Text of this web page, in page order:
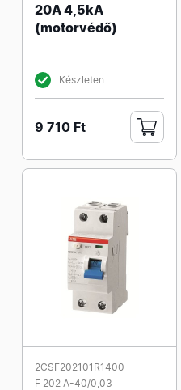
20A 4,5kA
(motorvédő)
Készleten
9 710 Ft
2CSF202101R1400
F 202 A-40/0,03